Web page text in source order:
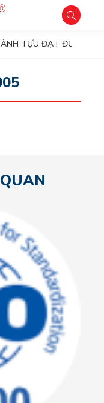
TỰU ĐẠT ĐƯỢC